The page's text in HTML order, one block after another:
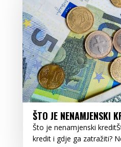
ŠTO JE NENAMJENSKI
Što je nenamjenski
kredit i gdje ga zatražiti?